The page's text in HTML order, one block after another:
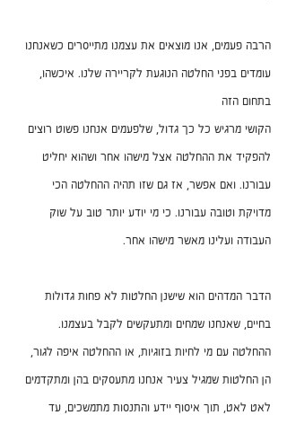
הרבה פעמים, אנו מוצאים את עצמנו מתייסרים כשאנחנו
עומדים בפני החלטה הנוגעת לקריירה שלנו. איכשהו,
בתחום הזה
הקושי מרגיש כל כך גדול, שלפעמים אנחנו פשוט רוצים
להפקיד את ההחלטה אצל מישהו אחר ושהוא יחליט
עבורנו. ואם אפשר, אז גם שזו תהיה ההחלטה הכי
מדויקת וטובה עבורנו. כי מי יודע יותר טוב על שוק
העבודה ועלינו מאשר מישהו אחר.
הדבר המדהים הוא שישנן החלטות לא פחות גדולות
בחיים, שאנחנו שמחים ומתעקשים לקבל בעצמנו.
ההחלטה עם מי לחיות בזוגיות, או ההחלטה איפה לגור,
הן החלטות שמגיל צעיר אנחנו מתעסקים בהן ומתקדמים
לאט לאט, תוך איסוף יידע והתנסות מתמשכים, עד